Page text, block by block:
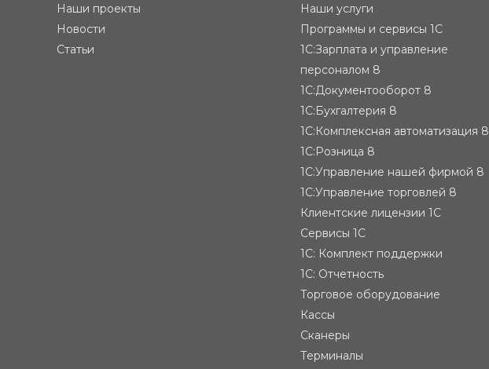
Наши проекты
Новости
Статьи
Наши услуги
Программы и сервисы 1С
1С:Зарплата и управление
персоналом 8
1С:Документооборот 8
1С:Бухгалтерия 8
1С:Комплексная автоматизация 8
1С:Розница 8
1С:Управление нашей фирмой 8
1С:Управление торговлей 8
Клиентские лицензии 1С
Сервисы 1С
1С: Комплект поддержки
1С: Отчетность
Торговое оборудование
Кассы
Сканеры
Терминалы